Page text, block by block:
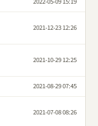
2021-12-23 12:26
2021-10-29 12:25
2021-08-29 07:45
2021-07-08 08:26